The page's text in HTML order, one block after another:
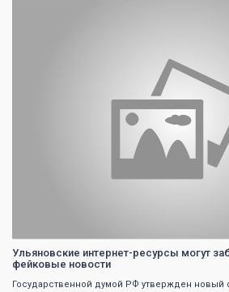
Ульяновские интернет-ресурсы могут
фейковые новости
Государственной думой РФ утвержден новый